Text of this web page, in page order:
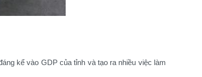
kể vào GDP của tỉnh và tạo ra nhiều việc làm